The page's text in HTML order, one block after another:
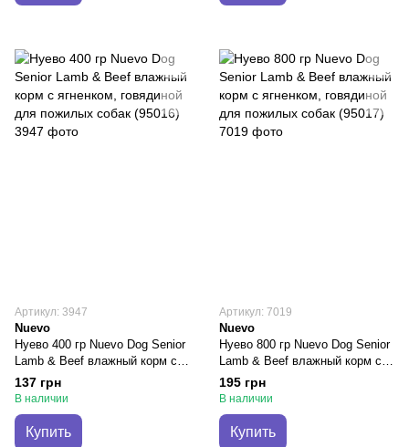
Артикул: 3947
Nuevo
Нуево 400 гр Nuevo Dog Senior
Lamb & Beef влажный корм с
ягненком, говядиной для
пожилых собак (95016)
137 грн
В наличии
Купить
Артикул: 7019
Nuevo
Нуево 800 гр Nuevo Dog Senior
Lamb & Beef влажный корм с
ягненком, говядиной для
пожилых собак (95017)
195 грн
В наличии
Купить